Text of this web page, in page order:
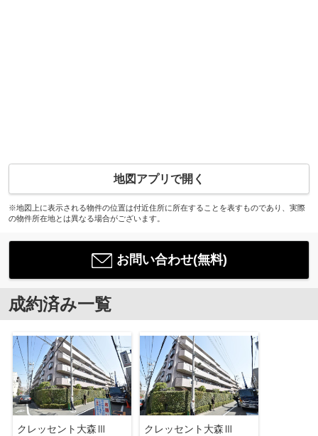
地図アプリで開く
※地図上に表示される物件の位置は付近住所に所在することを表すものであり、実際
の物件所在地とは異なる場合がございます。
お問い合わせ(無料)
成約済み一覧
クレッセント大森Ⅲ クレッセント大森Ⅲ